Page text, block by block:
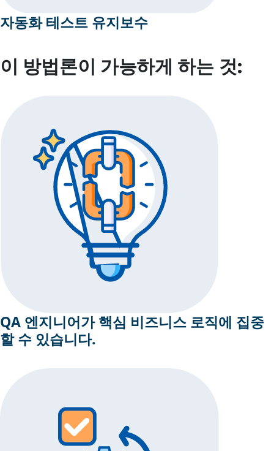
자동화 테스트 유지보수
이 방법론이 가능하게 하는 것:
QA 엔지니어가 핵심 비즈니스 로직에 집중
할 수 있습니다.